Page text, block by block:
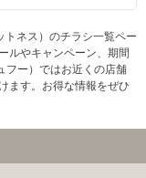
ネス）のチラシ一覧ペー
ルやキャンペーン、期間
フー）ではお近くの店舗
ます。お得な情報をぜひ